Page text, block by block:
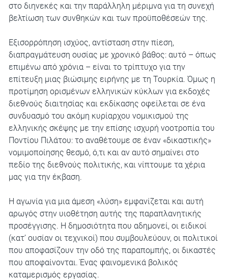
στο διηνεκές και την παράλληλη μέριμνα για τη συνεχή
βελτίωση των συνθηκών και των προϋποθέσεών της.
Εξισορρόπηση ισχύος, αντίσταση στην πίεση,
διαπραγμάτευση ουσίας με χρονικό βάθος: αυτό – όπως
επιμένω από χρόνια – είναι το τρίπτυχο για την
επίτευξη μιας βιώσιμης ειρήνης με τη Τουρκία. Όμως η
προτίμηση ορισμένων ελληνικών κύκλων για εκδοχές
διεθνούς διαιτησίας και εκδίκασης οφείλεται σε ένα
συνδυασμό του ακόμη κυρίαρχου νομικισμού της
ελληνικής σκέψης με την επίσης ισχυρή νοοτροπία του
Ποντίου Πιλάτου: το αναθέτουμε σε έναν «δικαστικής»
νομιμοποίησης θεσμό, ό,τι και αν αυτό σημαίνει στο
πεδίο της διεθνούς πολιτικής, και νίπτουμε τα χέρια
μας για την έκβαση.
Η αγωνία για μια άμεση «λύση» εμφανίζεται και αυτή
αρωγός στην υιοθέτηση αυτής της παραπλανητικής
προσέγγισης. Η δημοσιότητα που αδημονεί, οι ειδικοί
(κατ’ ουσίαν οι τεχνικοί) που συμβουλεύουν, οι πολιτικοί
που αποφασίζουν την οδό της παραπομπής, οι δικαστές
που αποφαίνονται. Ένας φαινομενικά βολικός
καταμερισμός εργασίας.